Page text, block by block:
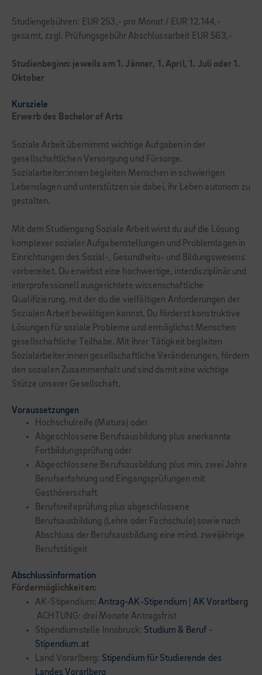
Studiengebühren: EUR 253,- pro Monat / EUR 12.144,-
gesamt, zzgl. Prüfungsgebühr Abschlussarbeit EUR 563,-
Studienbeginn: jeweils am 1. Jänner, 1. April, 1. Juli oder 1.
Oktober
Kursziele
Erwerb des Bachelor of Arts
Soziale Arbeit übernimmt wichtige Aufgaben in der
gesellschaftlichen Versorgung und Fürsorge.
Sozialarbeiter:innen begleiten Menschen in schwierigen
Lebenslagen und unterstützen sie dabei, ihr Leben autonom zu
gestalten.
Mit dem Studiengang Soziale Arbeit wirst du auf die Lösung
komplexer sozialer Aufgabenstellungen und Problemlagen in
Einrichtungen des Sozial-, Gesundheits- und Bildungswesens
vorbereitet. Du erwirbst eine hochwertige, interdisziplinär und
interprofessionell ausgerichtete wissenschaftliche
Qualifizierung, mit der du die vielfältigen Anforderungen der
Sozialen Arbeit bewältigen kannst. Du förderst konstruktive
Lösungen für soziale Probleme und ermöglichst Menschen
gesellschaftliche Teilhabe. Mit ihrer Tätigkeit begleiten
Sozialarbeiter:innen gesellschaftliche Veränderungen, fördern
den sozialen Zusammenhalt und sind damit eine wichtige
Stütze unserer Gesellschaft.
Voraussetzungen
Hochschulreife (Matura) oder
Abgeschlossene Berufsausbildung plus anerkannte
Fortbildungsprüfung oder
Abgeschlossene Berufsausbildung plus min. zwei Jahre
Berufserfahrung und Eingangsprüfungen mit
Gasthörerschaft
Berufsreifeprüfung plus abgeschlossene
Berufsausbildung (Lehre oder Fachschule) sowie nach
Abschluss der Berufsausbildung eine mind. zweijährige
Berufstätigeit
Abschlussinformation
Fördermöglichkeiten:
AK-Stipendium:Antrag-AK-Stipendium | AK Vorarlberg
ACHTUNG: drei Monate Antragsfrist
Stipendiumstelle Innsbruck: Studium & Beruf -
Stipendium.at
Land Vorarlberg: Stipendium für Studierende des
Landes Vorarlberg